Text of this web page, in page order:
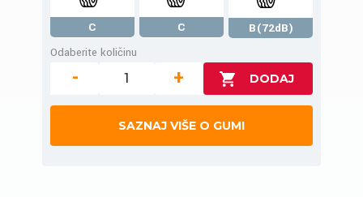
C C
B(72dB)
Odaberite količinu
- +
SAZNAJ VIŠE O GUMI